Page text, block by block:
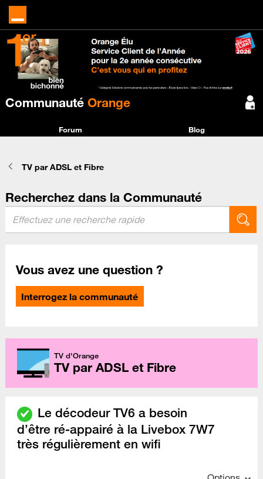
Communauté Orange
Forum Blog
TV par ADSL et Fibre
Recherchez dans la Communauté
Vous avez une question ?
Interrogez la communauté
TV d'Orange
TV par ADSL et Fibre
Le décodeur TV6 a besoin
d’être ré-appairé à la Livebox 7W7
très régulièrement en wifi